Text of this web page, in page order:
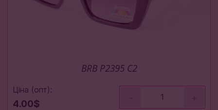
BRB P2395 C2
Ціна (опт):
4.00$
- +